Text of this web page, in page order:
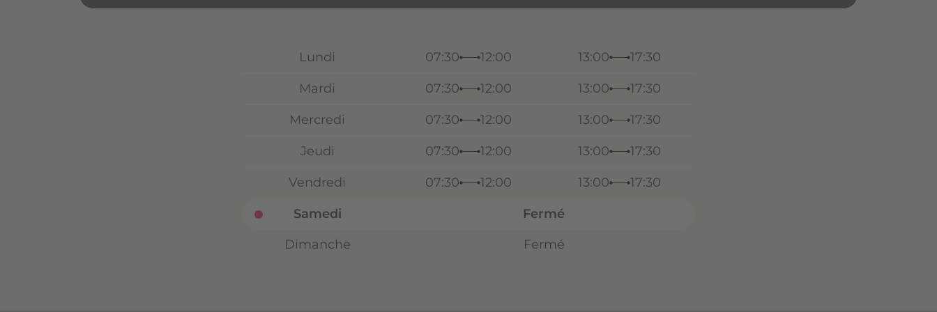
Lundi 07:30 12:00 13:00 17:30
Mardi 07:30 12:00 13:00 17:30
Mercredi 07:30 12:00 13:00 17:30
Jeudi 07:30 12:00 13:00 17:30
Vendredi 07:30 12:00 13:00 17:30
Samedi
Fermé
Dimanche
Fermé